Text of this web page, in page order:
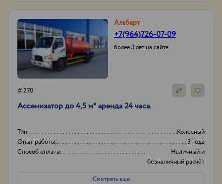
Альберт
+7(964)726-07-09
более 3 лет на сайте
# 270
Ассенизатор до 4,5 м³ аренда 24 часа.
Тип
Колесный
Опыт работы:
3 года
Способ оплаты
Наличный и
безналичный расчёт
Порядок оплаты
Предоплата
Смотреть еще